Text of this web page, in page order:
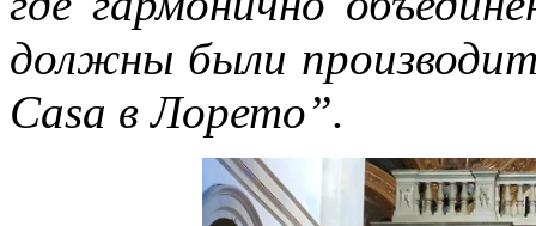
должны были
Casa в Лорето”.